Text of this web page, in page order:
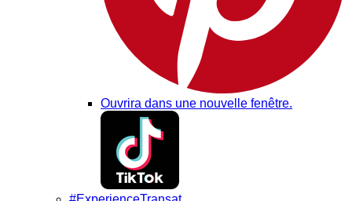
Ouvrira dans une nouvelle fenêtre.